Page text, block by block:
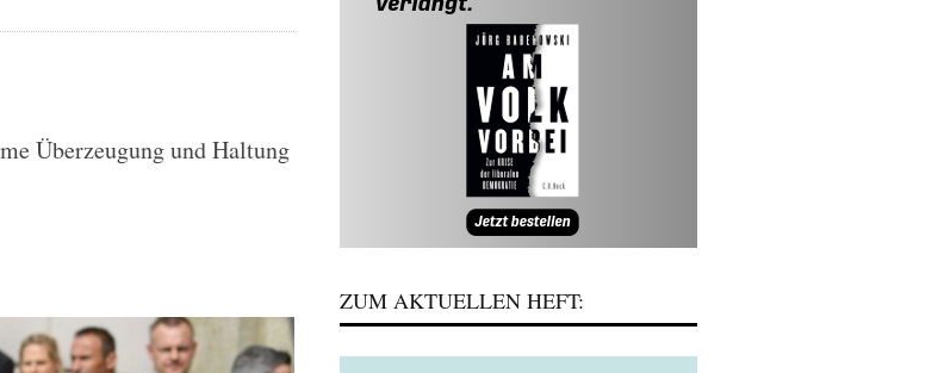
Überzeugung und Haltung
ZUM AKTUELLEN HEFT: